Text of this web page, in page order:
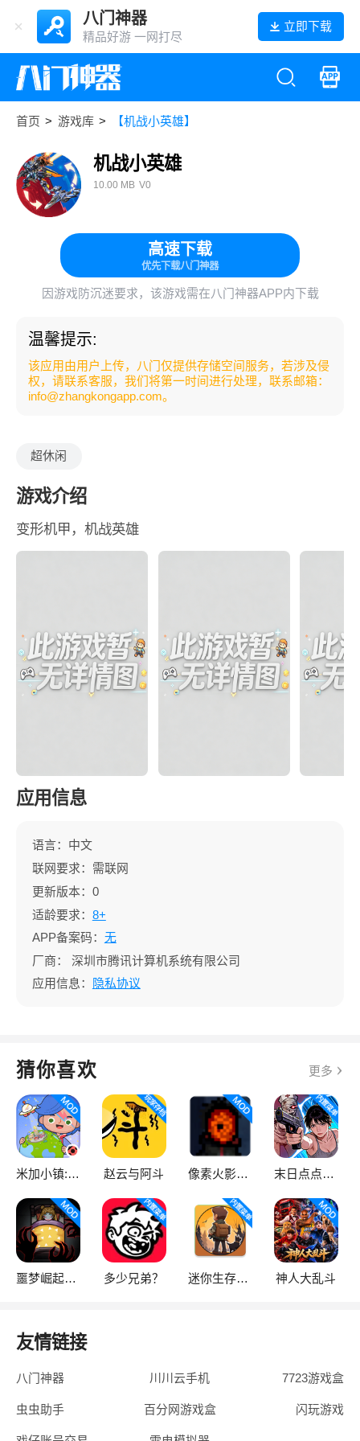
八门神器
精品好游 一网打尽
立即下载
首页 > 游戏库 > 【机战小英雄】
机战小英雄
10.00 MB V0
高速下载
优先下载八门神器
因游戏防沉迷要求，该游戏需在八门神器APP内下载
温馨提示:
该应用由用户上传，八门仅提供存储空间服务，若涉及侵
权，请联系客服，我们将第一时间进行处理，联系邮箱：
info@zhangkongapp.com。
超休闲
游戏介绍
变形机甲，机战英雄
应用信息
语言：中文
联网要求：需联网
更新版本：0
适龄要求： 8+
APP备案码： 无
厂商：
深圳市腾讯计算机系统有限公司
应用信息：
隐私协议
猜你喜欢 更多
米加小镇:世界 赵云与阿斗 像素火影次世代 末日点点（辅助菜单）
噩梦崛起：生存 多少兄弟？ 迷你生存僵尸大战魔改版 神人大乱斗
友情链接
八门神器 川川云手机 7723游戏盒
虫虫助手 百分网游戏盒 闪玩游戏